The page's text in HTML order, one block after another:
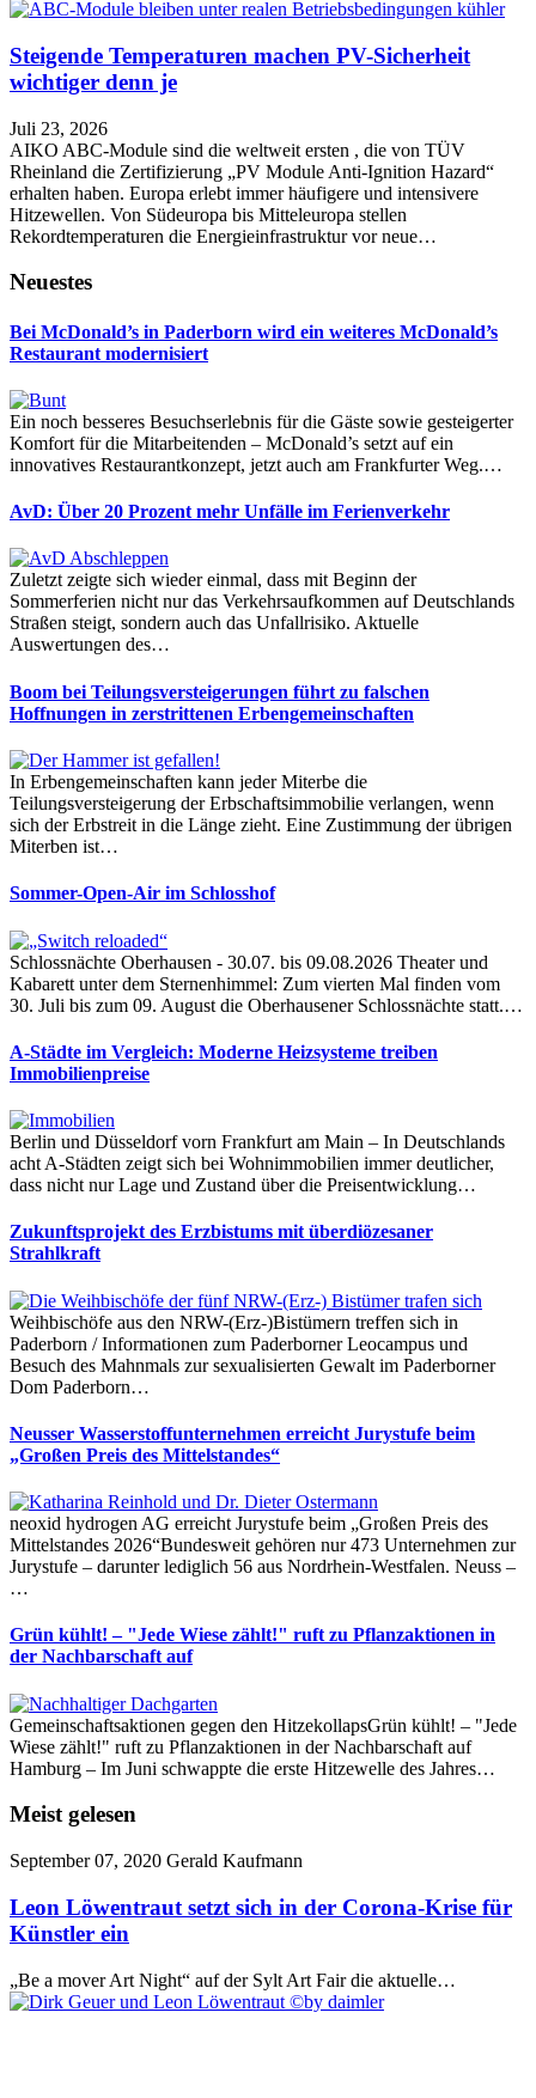
Steigende Temperaturen machen PV-Sicherheit
wichtiger denn je
Juli 23, 2026
AIKO ABC-Module sind die weltweit ersten , die von TÜV
Rheinland die Zertifizierung „PV Module Anti-Ignition Hazard“
erhalten haben. Europa erlebt immer häufigere und intensivere
Hitzewellen. Von Südeuropa bis Mitteleuropa stellen
Rekordtemperaturen die Energieinfrastruktur vor neue…
Neuestes
Bei McDonald’s in Paderborn wird ein weiteres McDonald’s
Restaurant modernisiert
Ein noch besseres Besuchserlebnis für die Gäste sowie gesteigerter
Komfort für die Mitarbeitenden – McDonald’s setzt auf ein
innovatives Restaurantkonzept, jetzt auch am Frankfurter Weg.…
AvD: Über 20 Prozent mehr Unfälle im Ferienverkehr
Zuletzt zeigte sich wieder einmal, dass mit Beginn der
Sommerferien nicht nur das Verkehrsaufkommen auf Deutschlands
Straßen steigt, sondern auch das Unfallrisiko. Aktuelle
Auswertungen des…
Boom bei Teilungsversteigerungen führt zu falschen
Hoffnungen in zerstrittenen Erbengemeinschaften
In Erbengemeinschaften kann jeder Miterbe die
Teilungsversteigerung der Erbschaftsimmobilie verlangen, wenn
sich der Erbstreit in die Länge zieht. Eine Zustimmung der übrigen
Miterben ist…
Sommer-Open-Air im Schlosshof
Schlossnächte Oberhausen - 30.07. bis 09.08.2026 Theater und
Kabarett unter dem Sternenhimmel: Zum vierten Mal finden vom
30. Juli bis zum 09. August die Oberhausener Schlossnächte statt.…
A-Städte im Vergleich: Moderne Heizsysteme treiben
Immobilienpreise
Berlin und Düsseldorf vorn Frankfurt am Main – In Deutschlands
acht A-Städten zeigt sich bei Wohnimmobilien immer deutlicher,
dass nicht nur Lage und Zustand über die Preisentwicklung…
Zukunftsprojekt des Erzbistums mit überdiözesaner
Strahlkraft
Weihbischöfe aus den NRW-(Erz-)Bistümern treffen sich in
Paderborn / Informationen zum Paderborner Leocampus und
Besuch des Mahnmals zur sexualisierten Gewalt im Paderborner
Dom Paderborn…
Neusser Wasserstoffunternehmen erreicht Jurystufe beim
„Großen Preis des Mittelstandes“
neoxid hydrogen AG erreicht Jurystufe beim „Großen Preis des
Mittelstandes 2026“Bundesweit gehören nur 473 Unternehmen zur
Jurystufe – darunter lediglich 56 aus Nordrhein-Westfalen. Neuss –
…
Grün kühlt! – "Jede Wiese zählt!" ruft zu Pflanzaktionen in
der Nachbarschaft auf
Gemeinschaftsaktionen gegen den HitzekollapsGrün kühlt! – "Jede
Wiese zählt!" ruft zu Pflanzaktionen in der Nachbarschaft auf
Hamburg – Im Juni schwappte die erste Hitzewelle des Jahres…
Meist gelesen
September 07, 2020 Gerald Kaufmann
Leon Löwentraut setzt sich in der Corona-Krise für
Künstler ein
„Be a mover Art Night“ auf der Sylt Art Fair die aktuelle…